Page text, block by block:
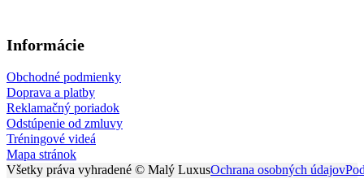
Informácie
Obchodné podmienky
Doprava a platby
Reklamačný poriadok
Odstúpenie od zmluvy
Tréningové videá
Mapa stránok
Všetky práva vyhradené © Malý LuxusOchrana osobných údajov